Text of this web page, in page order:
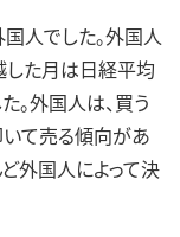
人でした。外国人
した月は日経平均
。外国人は、買う
て売る傾向があ
外国人によって決